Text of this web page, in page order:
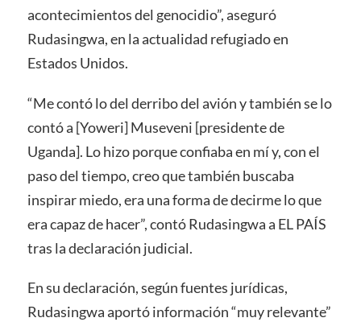
acontecimientos del genocidio”, aseguró
Rudasingwa, en la actualidad refugiado en
Estados Unidos.
“Me contó lo del derribo del avión y también se lo
contó a [Yoweri] Museveni [presidente de
Uganda]. Lo hizo porque confiaba en mí y, con el
paso del tiempo, creo que también buscaba
inspirar miedo, era una forma de decirme lo que
era capaz de hacer”, contó Rudasingwa a EL PAÍS
tras la declaración judicial.
En su declaración, según fuentes jurídicas,
Rudasingwa aportó información “muy relevante”